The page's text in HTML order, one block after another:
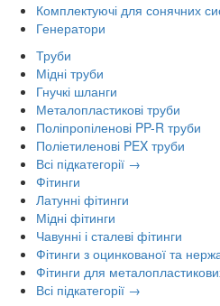
Комплектуючі для сонячних
Генератори
Труби
Мідні труби
Гнучкі шланги
Металопластикові труби
Поліпропіленові PP-R труби
Поліетиленові PEX труби
Всі підкатегорії →
Фітинги
Латунні фітинги
Мідні фітинги
Чавунні і сталеві фітинги
Фітинги з оцинкованої та
Фітинги для
Всі підкатегорії →